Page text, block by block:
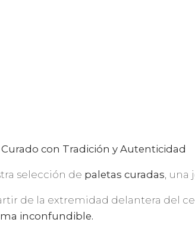
Curado con Tradición y Autenticidad
selección de paletas curadas, una
de la extremidad delantera del
inconfundible.